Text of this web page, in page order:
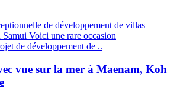
de développement de villas
Voici une rare occasion
de développement de ..
vue sur la mer à Maenam, Koh